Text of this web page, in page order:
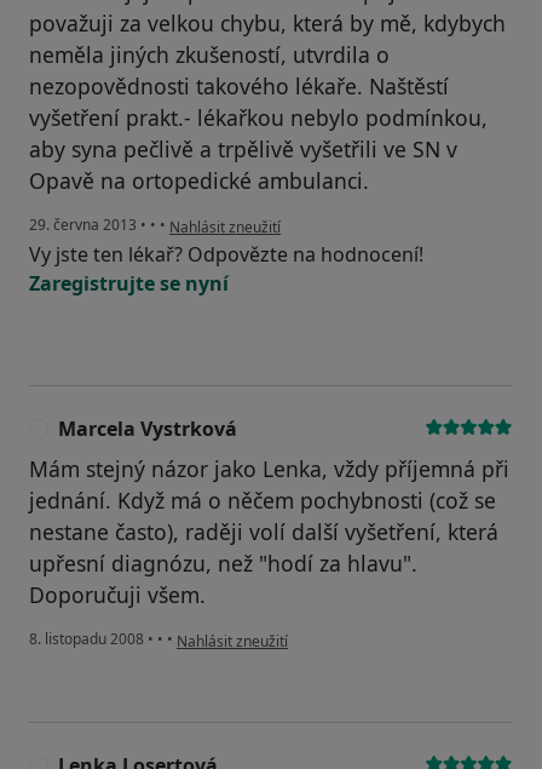
považuji za velkou chybu, která by mě, kdybych
neměla jiných zkušeností, utvrdila o
nezopovědnosti takového lékaře. Naštěstí
vyšetření prakt.- lékařkou nebylo podmínkou,
aby syna pečlivě a trpělivě vyšetřili ve SN v
Opavě na ortopedické ambulanci.
29. června 2013 • • • podle názoru uživatele Váš účet byl odstraněn
Nahlásit zneužití
Vy jste ten lékař? Odpovězte na hodnocení!
Zaregistrujte se nyní
Marcela Vystrková
Mám stejný názor jako Lenka, vždy příjemná při
jednání. Když má o něčem pochybnosti (což se
nestane často), raději volí další vyšetření, která
upřesní diagnózu, než "hodí za hlavu".
Doporučuji všem.
8. listopadu 2008 • • • podle názoru uživatele Marcela Vystrková
Nahlásit zneužití